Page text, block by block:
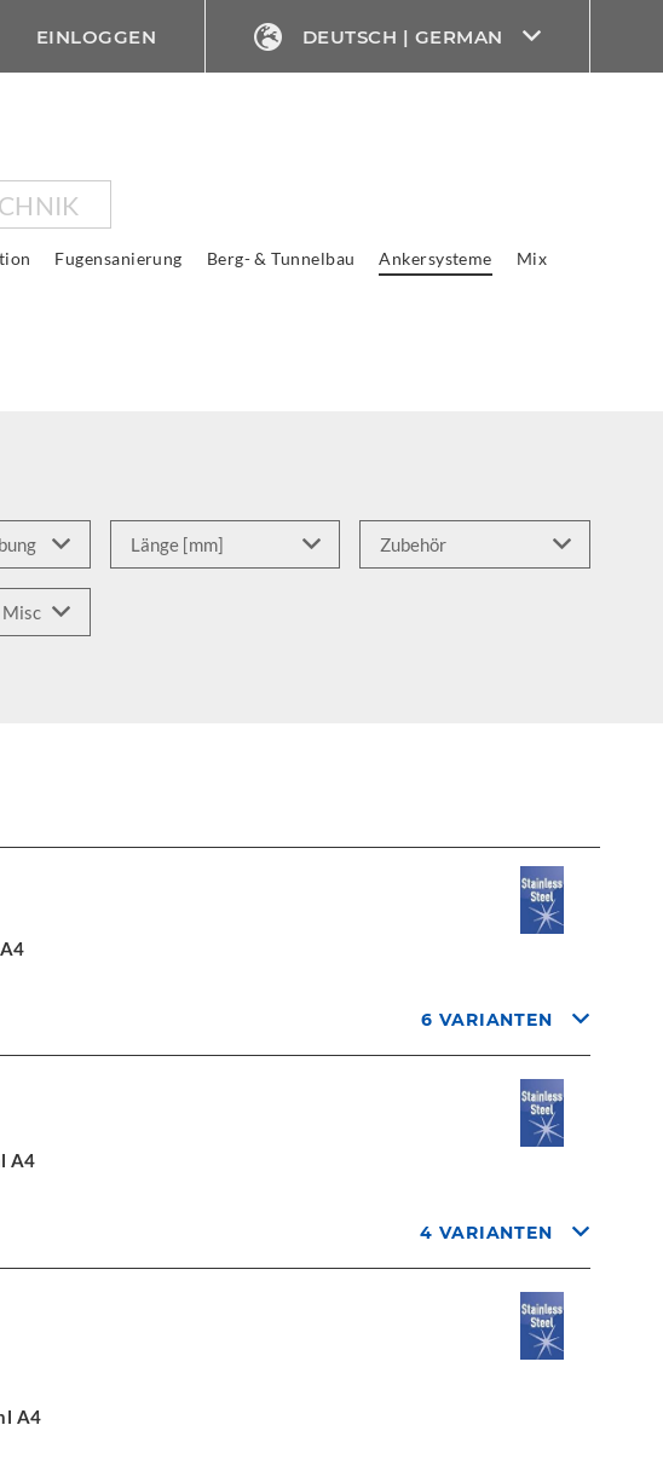
EINLOGGEN DEUTSCH | GERMAN
Fugensanierung Berg- & Tunnelbau Ankersysteme
Mix
6 VARIANTEN
A4
4 VARIANTEN
A4